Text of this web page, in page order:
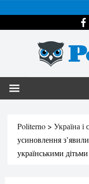
Politerno > Україна і
усиновлення
українськими